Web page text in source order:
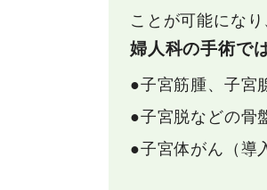
ことが可能にな
婦人科の手術で
●子宮筋腫、子宮
●子宮脱などの骨
●子宮体がん（導